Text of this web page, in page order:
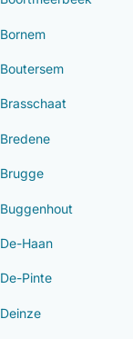
Bornem
Boutersem
Brasschaat
Bredene
Brugge
Buggenhout
De-Haan
De-Pinte
Deinze